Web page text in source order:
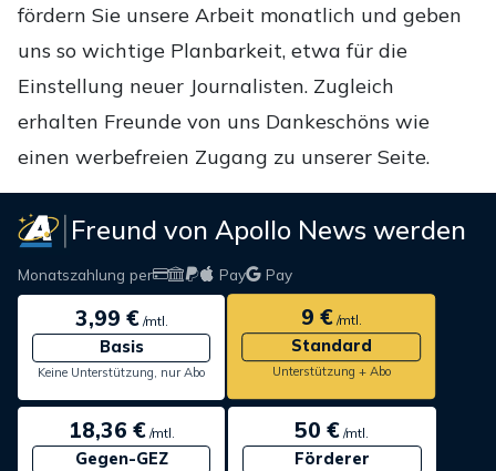
fördern Sie unsere Arbeit monatlich und geben
uns so wichtige Planbarkeit, etwa für die
Einstellung neuer Journalisten. Zugleich
erhalten Freunde von uns Dankeschöns wie
einen werbefreien Zugang zu unserer Seite.
Freund von Apollo News werden
Monatszahlung per Pay Pay
3,99 €/mtl.
Basis
Keine Unterstützung, nur Abo
9 €/mtl.
Standard
Unterstützung + Abo
18,36 €/mtl.
Gegen-GEZ
50 € /mtl.
Förderer